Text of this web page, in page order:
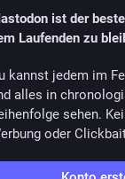
Google-Th
#ZeroDay
ist der
Laufenden zu
kannst jedem im
alles in
sehen.
oder